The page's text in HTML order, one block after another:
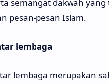
semangat dakwah
pesan-pesan Islam.
lembaga
lembaga merupakan